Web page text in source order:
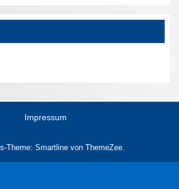
Impressum
Theme: Smartline von ThemeZee.